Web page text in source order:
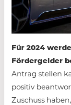
Für 2024
Fördergelder
Antrag stellen
positiv
Zuschuss